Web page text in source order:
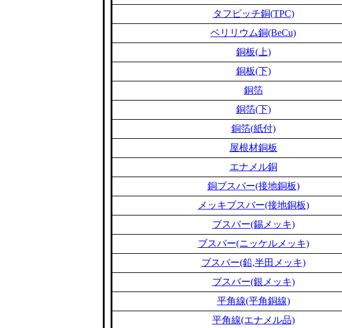
タフピッチ銅(TPC)
ベリリウム銅(BeCu)
銅板(上)
銅板(下)
銅箔
銅箔(下)
銅箔(紙付)
屋根材銅板
エナメル銅
銅ブスバー(接地銅板)
メッキブスバー(接地銅板)
ブスバー(錫メッキ)
ブスバー(ニッケルメッキ)
ブスバー(鉛,半田メッキ)
ブスバー(銀メッキ)
平角線(平角銅線)
平角線(エナメル品)